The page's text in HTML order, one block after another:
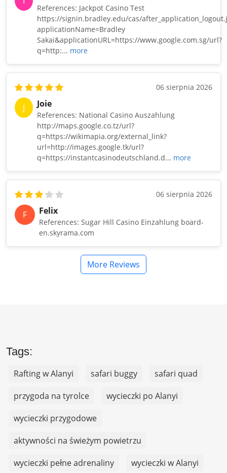
References: Jackpot Casino Test
https://signin.bradley.edu/cas/
applicationName=Bradley
Sakai&applicationURL=https://www.google.com.sg/url?
q=http:... more
06 sierpnia 2026
J Joie
References: National Casino Auszahlung
http://maps.google.co.tz/url?
q=https://wikimapia.org/external_link?
url=http://images.google.tk/url?
q=https://instantcasinodeutschland.d... more
06 sierpnia 2026
F Felix
References: Sugar Hill Casino Einzahlung board-
en.skyrama.com
More Reviews
Tags:
Rafting w Alanyi safari buggy
safari quad
przygoda na tyrolce
wycieczki po Alanyi
wycieczki przygodowe
aktywności na świeżym powietrzu
wycieczki pełne adrenaliny
wycieczki w Alanyi